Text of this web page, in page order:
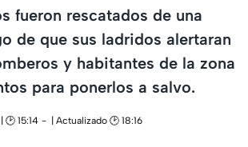
fueron rescatados de una
de que sus ladridos alertaran
y habitantes de la zona
para ponerlos a salvo.
🕑 15:14
| Actualizado 🕑 18:16